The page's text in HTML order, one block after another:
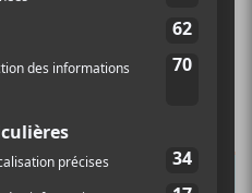
les dernières
du Canal
de l’actualité
vos nouveaux